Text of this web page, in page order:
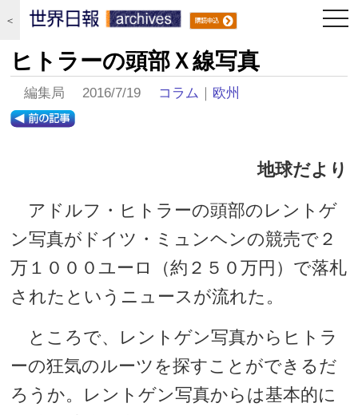
＜
ヒトラーの頭部Ｘ線写真
編集局 2016/7/19 コラム ｜ 欧州
地球だより
アドルフ・ヒトラーの頭部のレントゲ
ン写真がドイツ・ミュンヘンの競売で２
万１０００ユーロ（約２５０万円）で落札
されたというニュースが流れた。
ところで、レントゲン写真からヒトラ
ーの狂気のルーツを探すことができるだ
ろうか。レントゲン写真からは基本的に